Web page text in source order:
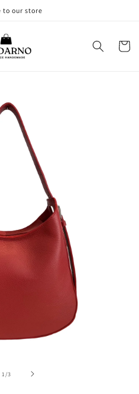
to our store
Carrello
1/su
3